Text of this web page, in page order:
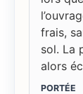
frais,
sol. La
alors
PORTÉE